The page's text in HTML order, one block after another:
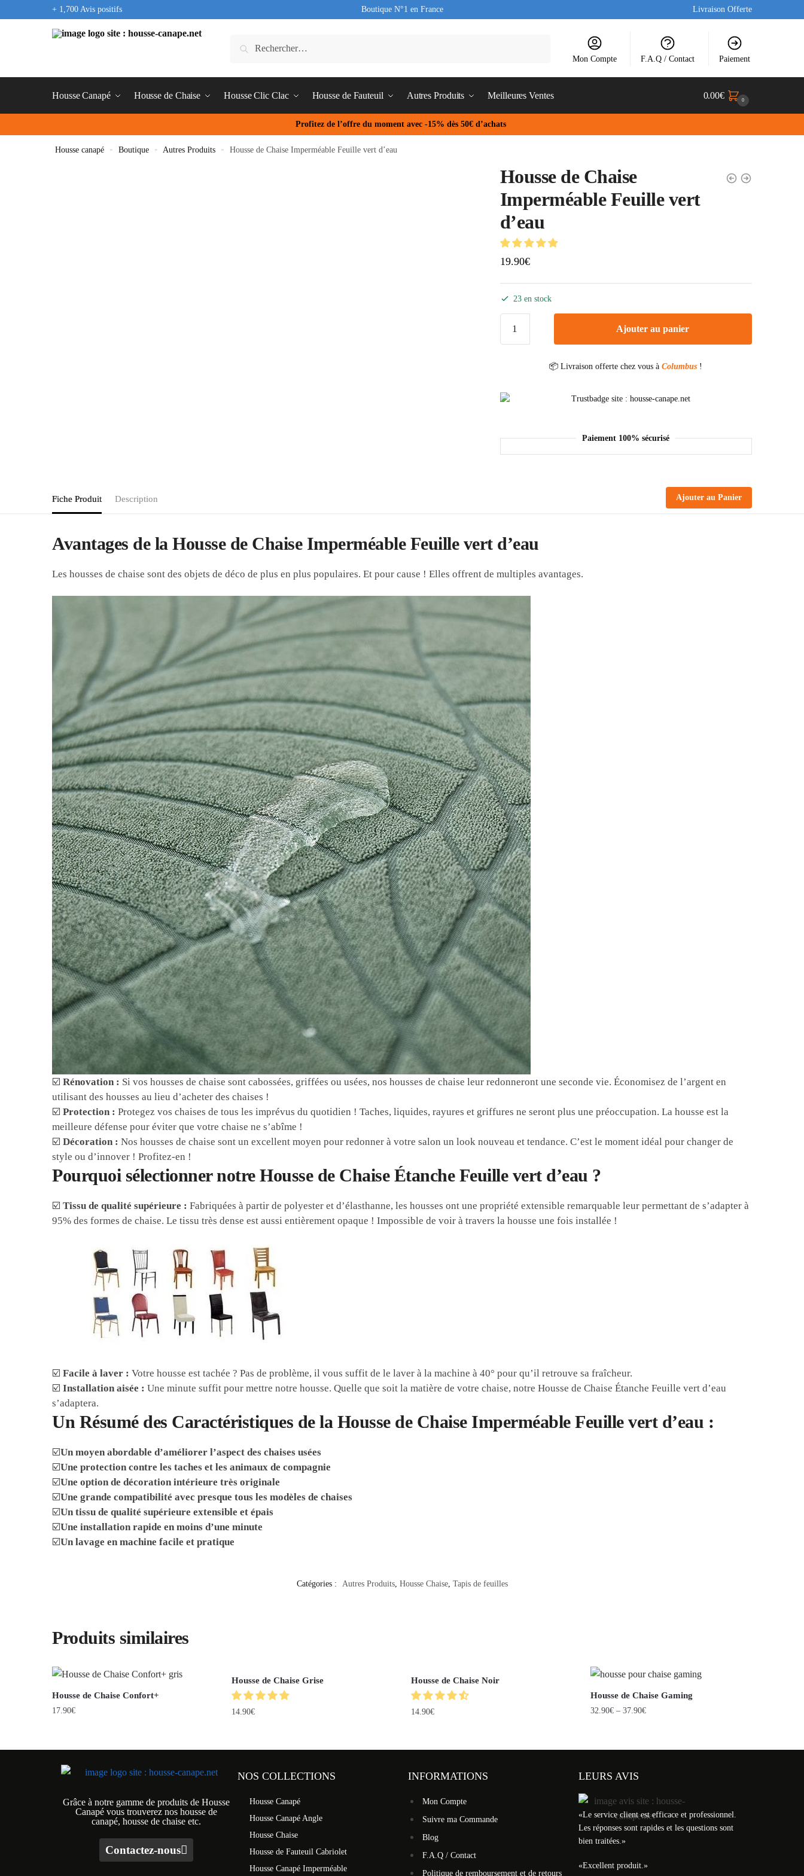
+ 1,700 Avis positifs Boutique N°1 en France Livraison Offerte
Mon Compte F.A.Q / Contact Paiement
Housse Canapé Housse de Chaise Housse Clic Clac Housse de Fauteuil Autres Produits Meilleures Ventes 0.00€ 0
Profitez de l’offre du moment avec -15% dès 50€ d’achats
Housse canapé » Boutique » Autres Produits » Housse de Chaise Imperméable Feuille vert d’eau
Housse de Chaise
Imperméable Feuille vert
d’eau
19.90€
23 en stock
Ajouter au panier
📦 Livraison offerte chez vous àColumbus !
Paiement 100% sécurisé
Fiche Produit Description Ajouter au Panier
Avantages de la Housse de Chaise Imperméable Feuille vert d’eau
Les housses de chaise sont des objets de déco de plus en plus populaires. Et pour cause ! Elles offrent de multiples avantages.
☑️Rénovation : Si vos housses de chaise sont cabossées, griffées ou usées, nos housses de chaise leur redonneront une seconde vie. Économisez de l’argent en
utilisant des housses au lieu d’acheter des chaises !
☑️Protection : Protegez vos chaises de tous les imprévus du quotidien ! Taches, liquides, rayures et griffures ne seront plus une préoccupation. La housse est la
meilleure défense pour éviter que votre chaise ne s’abîme !
☑️Décoration : Nos housses de chaise sont un excellent moyen pour redonner à votre salon un look nouveau et tendance. C’est le moment idéal pour changer de
style ou d’innover ! Profitez-en !
Pourquoi sélectionner notre Housse de Chaise Étanche Feuille vert d’eau ?
☑️Tissu de qualité supérieure : Fabriquées à partir de polyester et d’élasthanne, les housses ont une propriété extensible remarquable leur permettant de s’adapter à
95% des formes de chaise. Le tissu très dense est aussi entièrement opaque ! Impossible de voir à travers la housse une fois installée !
☑️Facile à laver : Votre housse est tachée ? Pas de problème, il vous suffit de le laver à la machine à 40° pour qu’il retrouve sa fraîcheur.
☑️Installation aisée : Une minute suffit pour mettre notre housse. Quelle que soit la matière de votre chaise, notre Housse de Chaise Étanche Feuille vert d’eau
s’adaptera.
Un Résumé des Caractéristiques de la Housse de Chaise Imperméable Feuille vert d’eau :
☑️Un moyen abordable d’améliorer l’aspect des chaises usées
☑️Une protection contre les taches et les animaux de compagnie
☑️Une option de décoration intérieure très originale
☑️Une grande compatibilité avec presque tous les modèles de chaises
☑️Un tissu de qualité supérieure extensible et épais
☑️Une installation rapide en moins d’une minute
☑️Un lavage en machine facile et pratique
Catégories : Autres Produits, Housse Chaise, Tapis de feuilles
Produits similaires
Housse de Chaise Confort+
17.90€
Housse de Chaise Grise
14.90€
Housse de Chaise Noir
14.90€
Housse de Chaise Gaming
32.90€– 37.90€
Grâce à notre gamme de produits de Housse
Canapé vous trouverez nos housse de
canapé, housse de chaise etc.
Contactez-nous
NOS COLLECTIONS
Housse Canapé
Housse Canapé Angle
Housse Chaise
Housse de Fauteuil Cabriolet
Housse Canapé Imperméable
INFORMATIONS
Mon Compte
Suivre ma Commande
Blog
F.A.Q / Contact
Politique de remboursement et de retours
LEURS AVIS
«Le service client est efficace et professionnel.
Les réponses sont rapides et les questions sont
bien traitées. »
«Excellent produit.»